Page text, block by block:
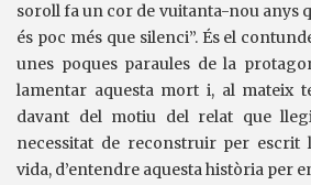
soroll fa un cor de vuitanta-nou anys
és poc més que silenci”. És el
unes poques paraules de la
lamentar aquesta mort i, al mateix
davant del motiu del relat que
necessitat de reconstruir per escrit
vida, d’entendre aquesta història per